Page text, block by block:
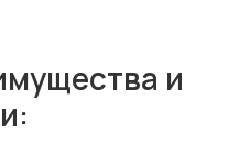
и